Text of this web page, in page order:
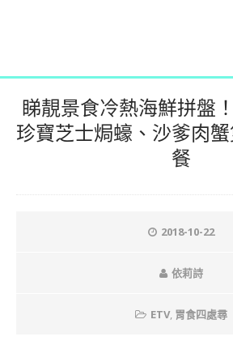
睇靚景食冷熱海鮮拼盤
珍寶芝士焗蠔、沙爹肉
餐
2018-10-22
依莉詩
ETV, 胃食四處尋